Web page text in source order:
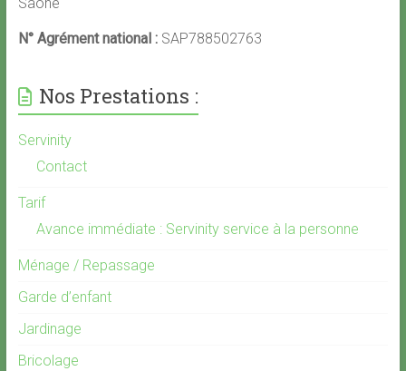
N° Agrément national :SAP788502763
Nos Prestations :
Servinity
Contact
Tarif
Avance immédiate : Servinity service à la personne
Ménage / Repassage
Garde d’enfant
Jardinage
Bricolage